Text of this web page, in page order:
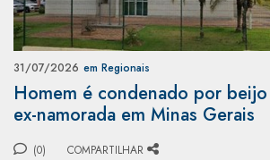
31/07/2026 em Regionais
Homem é condenado por
ex-namorada em Minas Gerais
(0) COMPARTILHAR